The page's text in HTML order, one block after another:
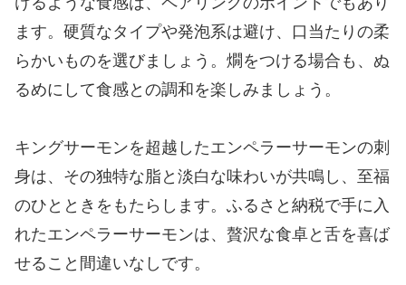
ます。硬質なタイプや発泡系は避け、口当たりの柔
らかいものを選びましょう。燗をつける場合も、ぬ
るめにして食感との調和を楽しみましょう。
キングサーモンを超越したエンペラーサーモンの刺
身は、その独特な脂と淡白な味わいが共鳴し、至福
のひとときをもたらします。ふるさと納税で手に入
れたエンペラーサーモンは、贅沢な食卓と舌を喜ば
せること間違いなしです。